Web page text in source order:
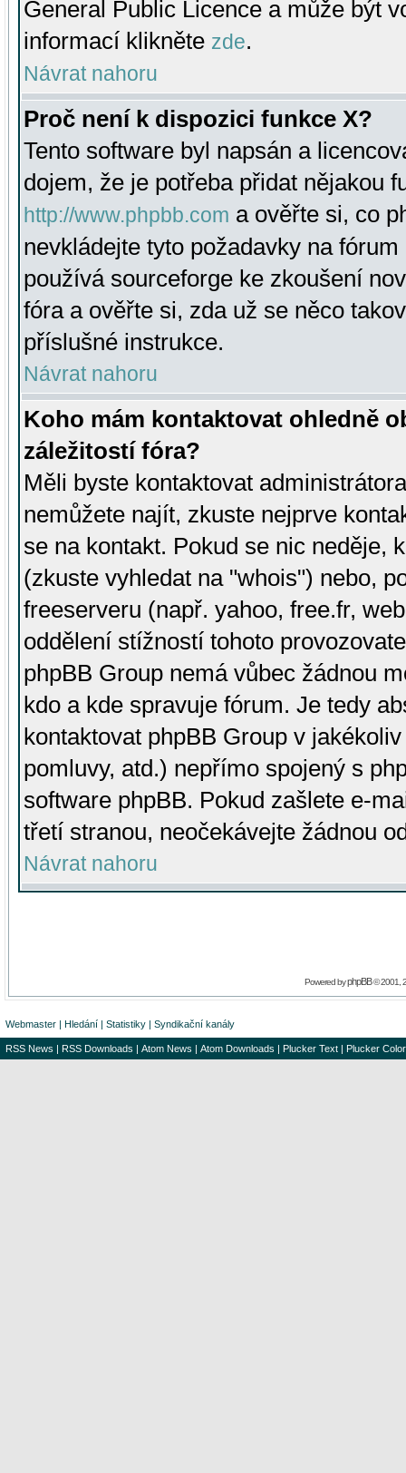
General Public Licence a může být
informací klikněte zde.
Návrat nahoru
Proč není k dispozici funkce X?
Tento software byl napsán a
dojem, že je potřeba přidat nějakou
http://www.phpbb.com a ověřte si, co
nevkládejte tyto požadavky na
používá sourceforge ke zkoušení
fóra a ověřte si, zda už se něco
příslušné instrukce.
Návrat nahoru
Koho mám kontaktovat ohledně
záležitostí fóra?
Měli byste kontaktovat
nemůžete najít, zkuste nejprve
se na kontakt. Pokud se nic neděje,
(zkuste vyhledat na "whois") nebo,
freeserveru (např. yahoo, free.fr,
oddělení stížností tohoto
phpBB Group nemá vůbec žádnou
kdo a kde spravuje fórum. Je tedy
kontaktovat phpBB Group v
pomluvy, atd.) nepřímo spojený s
software phpBB. Pokud zašlete e-
třetí stranou, neočekávejte žádnou
Návrat nahoru
Powered byphpBB© 2001,
Webmaster | Hledání | Statistiky | Syndikační kanály
RSS News | RSS Downloads | Atom News | Atom Downloads | Plucker Text | Plucker Color